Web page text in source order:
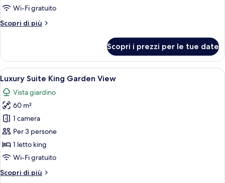
Wi-Fi gratuito
Scopri di più
Altri
Luxury
Scopri i prezzi per le tue date
Apri
tutte
le
foto
per
Luxury
Suite
King
Garden
View
Una camera d'hotel moderna con
6
Luxury Suite King Garden View
Vista giardino
60 m²
1 camera
Per 3 persone
1 letto king
Wi-Fi gratuito
Scopri di più
Altri